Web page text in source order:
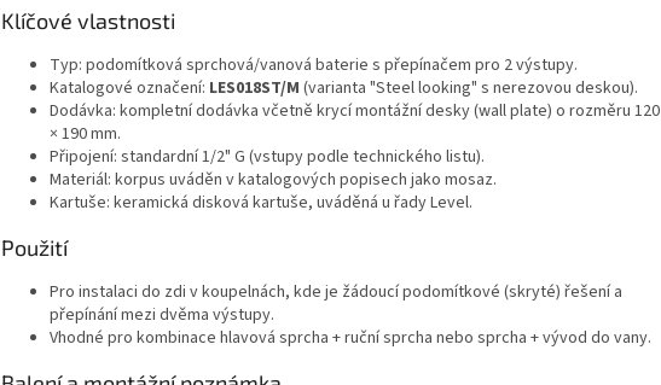
Klíčové vlastnosti
Typ: podomítková sprchová/vanová baterie s přepínačem pro 2 výstupy.
Katalogové označení: LES018ST/M (varianta "Steel looking" s nerezovou deskou).
Dodávka: kompletní dodávka včetně krycí montážní desky (wall plate) o rozměru 120
× 190 mm.
Připojení: standardní 1/2" G (vstupy podle technického listu).
Materiál: korpus uváděn v katalogových popisech jako mosaz.
Kartuše: keramická disková kartuše, uváděná u řady Level.
Použití
Pro instalaci do zdi v koupelnách, kde je žádoucí podomítkové (skryté) řešení a
přepínání mezi dvěma výstupy.
Vhodné pro kombinace hlavová sprcha + ruční sprcha nebo sprcha + vývod do vany.